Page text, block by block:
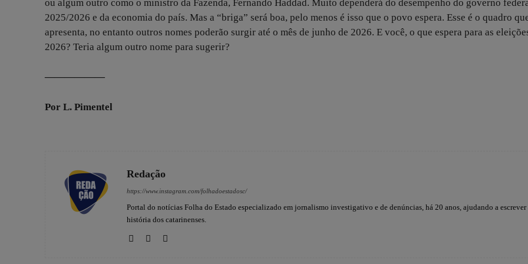
ou algum outro como o ministro da Fazenda, Fernando Haddad. Muito dependerá do desempenho do governo
2025/2026 e da economia do país. Mas a “briga” será boa, pelo menos é isso que o povo espera. Esse é o quadro
apresenta, no entanto outros nomes poderão surgir até o mês de junho de 2026. E você, o que espera para as
2026? Teria algum outro nome para sugerir?
——————
Por L. Pimentel
Redação
https://www.instagram.com/folhadoestadosc/
Portal do notícias Folha do Estado especializado em jornalismo investigativo e de denúncias, há 20 anos, ajudando a escrever
história dos catarinenses.